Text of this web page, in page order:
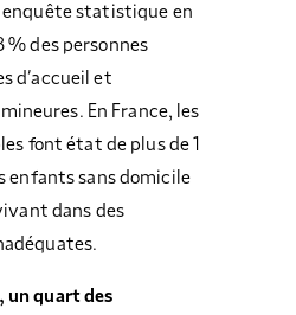
enquête statistique en
% des personnes
d’accueil et
En France, les
font état de plus de 1
enfants sans domicile
dans des
un quart des